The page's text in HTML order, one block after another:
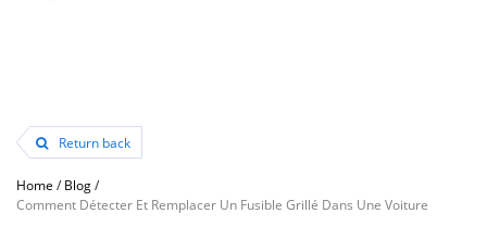
Return back
Home /Blog/
Comment Détecter Et Remplacer Un Fusible Grillé Dans Une Voiture